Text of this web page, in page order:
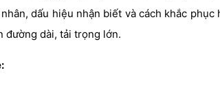
dấu hiệu nhận biết và cách khắc phục
đường dài, tải trọng lớn.